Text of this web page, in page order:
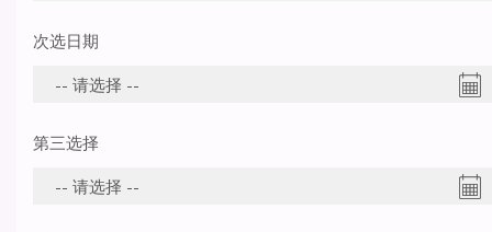
次选日期
第三选择